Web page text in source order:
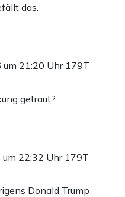
das.
um 21:20 Uhr 179T
getraut?
22:32 Uhr 179T
Donald Trump